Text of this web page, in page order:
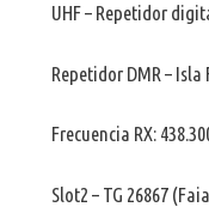
UHF – Repetidor
Repetidor DMR –
Frecuencia RX:
Slot2 – TG 26867